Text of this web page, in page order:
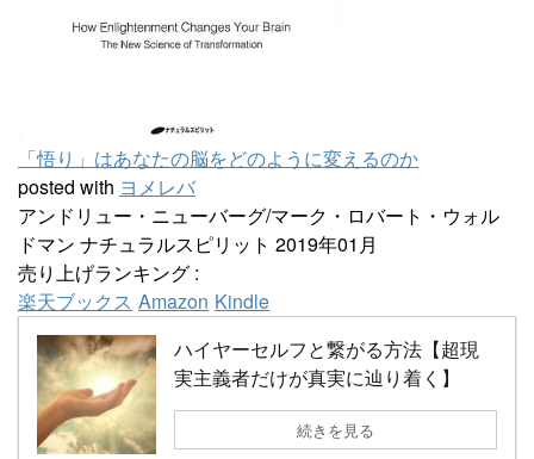
「悟り」はあなたの脳をどのように変えるのか
posted with ヨメレバ
アンドリュー・ニューバーグ/マーク・ロバート・ウォル
ドマン ナチュラルスピリット 2019年01月
売り上げランキング :
楽天ブックス Amazon Kindle
ハイヤーセルフと繋がる方法【超現
実主義者だけが真実に辿り着く】
続きを見る